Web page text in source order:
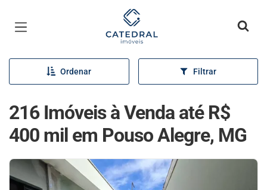
Página inicial
Ordenar Filtrar
216 Imóveis à Venda até R$
400 mil em Pouso Alegre, MG